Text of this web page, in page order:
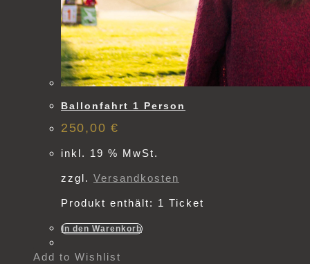
Ballonfahrt 1 Person
250,00 €
inkl. 19 % MwSt.
zzgl. Versandkosten
Produkt enthält: 1 Ticket
In den Warenkorb
Add to Wishlist